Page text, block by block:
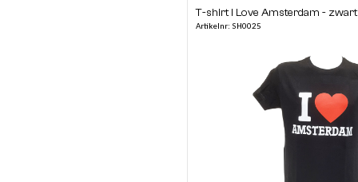
T-shirt I Love Amsterdam - zwart
Artikelnr: SH0025